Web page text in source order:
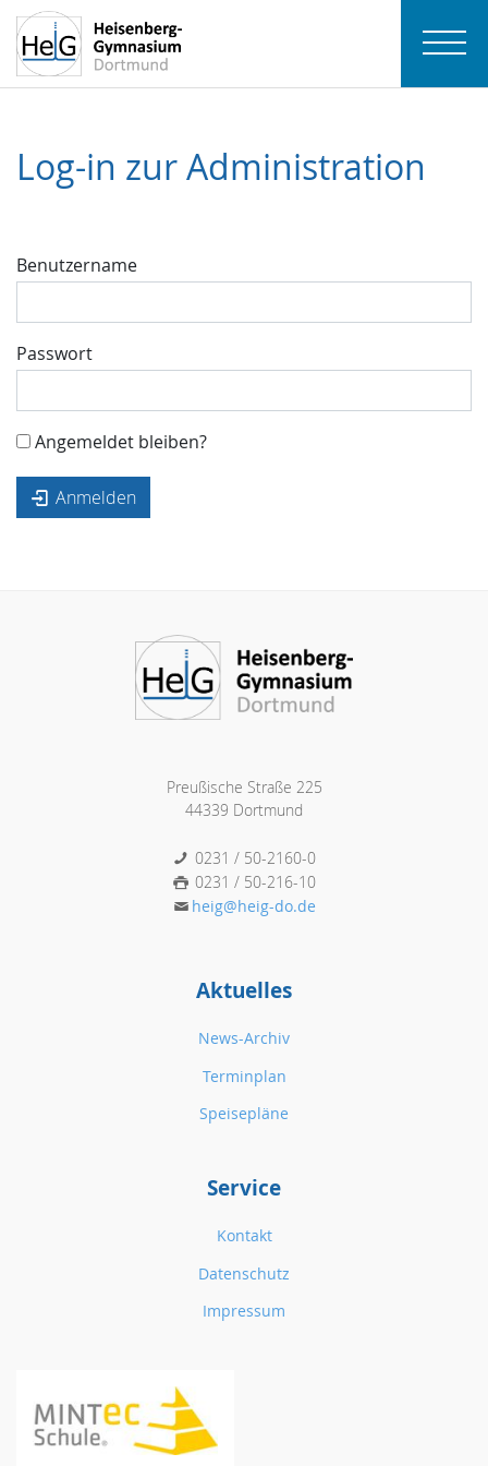
Log-in zur Administration
Benutzername
Passwort
Angemeldet bleiben?
Anmelden
Preußische Straße 225
44339 Dortmund
0231 / 50-2160-0
0231 / 50-216-10
heig@heig-do.de
Aktuelles
News-Archiv
Terminplan
Speisepläne
Service
Kontakt
Datenschutz
Impressum